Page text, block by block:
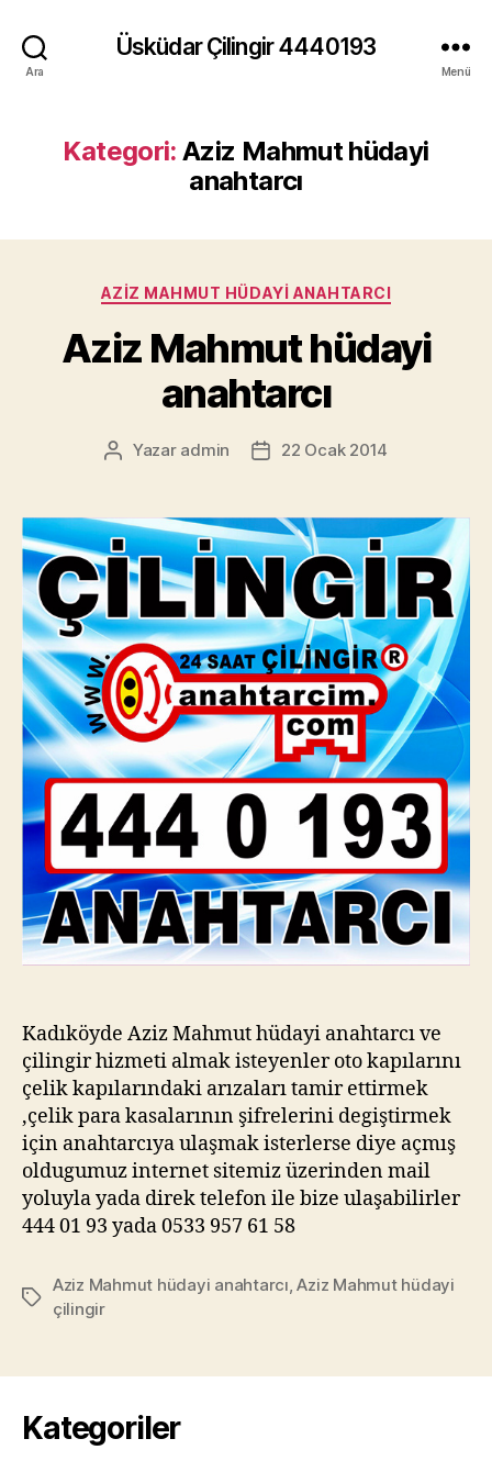
Ara
Üsküdar Çilingir 4440193
Menü
Kategori: Aziz Mahmut hüdayi
anahtarcı
Kategoriler
AZIZ MAHMUT HÜDAYI ANAHTARCI
Aziz Mahmut hüdayi
anahtarcı
Yazının
Yazar admin
Yazı22 Ocak 2014
Kadıköyde Aziz Mahmut hüdayi anahtarcı ve
çilingir hizmeti almak isteyenler oto kapılarını
çelik kapılarındaki arızaları tamir ettirmek
,çelik para kasalarının şifrelerini degiştirmek
için anahtarcıya ulaşmak isterlerse diye açmış
oldugumuz internet sitemiz üzerinden mail
yoluyla yada direk telefon ile bize ulaşabilirler
444 01 93 yada 0533 957 61 58
Etiketler
Aziz Mahmut hüdayi anahtarcı ,Aziz Mahmut hüdayi
çilingir
Kategoriler